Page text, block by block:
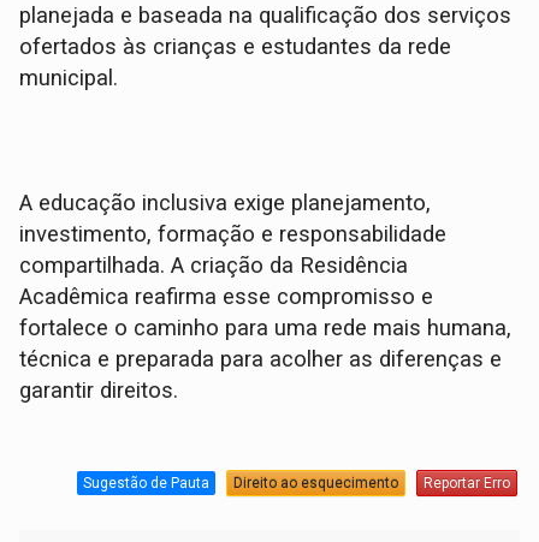
planejada e baseada na qualificação dos serviços
ofertados às crianças e estudantes da rede
municipal.
A educação inclusiva exige planejamento,
investimento, formação e responsabilidade
compartilhada. A criação da Residência
Acadêmica reafirma esse compromisso e
fortalece o caminho para uma rede mais humana,
técnica e preparada para acolher as diferenças e
garantir direitos.
Sugestão de Pauta Direito ao esquecimento Reportar Erro